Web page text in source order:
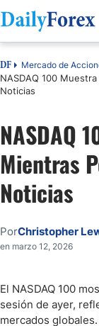
DF Mercado de
NASDAQ 100
Noticias
NASDAQ
Mientras
Noticias
PorChristopher
en marzo 12, 2026
El NASDAQ 100
sesión de ayer,
mercados